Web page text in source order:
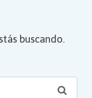
buscando.